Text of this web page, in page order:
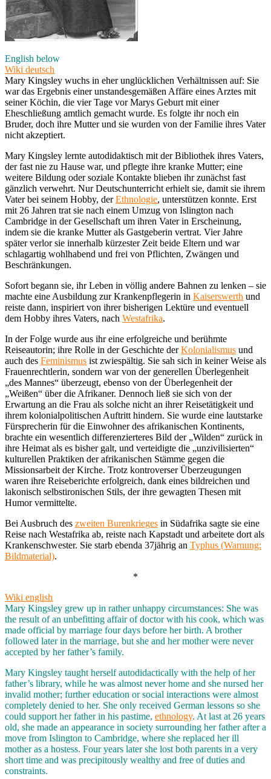
English below
Wiki deutsch
Mary Kingsley wuchs in eher unglücklichen Verhältnissen auf: Sie
war das Ergebnis einer unstandesgemäßen Affäre eines Arztes mit
seiner Köchin, die vier Tage vor Marys Geburt mit einer
Eheschließung amtlich gemacht wurde. Es folgte ihr noch ein
Bruder, doch ihre Mutter und sie wurden von der Familie ihres Vater
nicht akzeptiert.
Mary Kingsley lernte autodidaktisch mit der Bibliothek ihres Vaters,
der fast nie zu Hause war, und pflegte ihre kranke Mutter; eine
weitere Bildung oder soziale Kontakte blieben ihr zunächst fast
gänzlich verwehrt. Nur Deutschunterricht erhielt sie, damit sie ihrem
Vater bei seinem Hobby, derEthnologie, unterstützen konnte. Erst
mit 26 Jahren trat sie nach einem Umzug von Islington nach
Cambridge in der Gesellschaft um ihren Vater in Erscheinung,
indem sie die kranke Mutter als Gastgeberin vertrat. Vier Jahre
später verlor sie innerhalb kürzester Zeit beide Eltern und war
schlagartig wohlhabend und frei von Pflichten, Zwängen und
Beschränkungen.
Sofort begann sie, ihr Leben in völlig andere Bahnen zu lenken – sie
machte eine Ausbildung zur Krankenpflegerin in Kaiserswerth und
reiste dann, inspiriert von ihrer bisherigen Lektüre und eventuell
dem Hobby ihres Vaters, nach Westafrika.
In der Folge wurde aus ihr eine erfolgreiche und berühmte
Reiseautorin; ihre Rolle in der Geschichte derKolonialismus und
auch des Feminismus ist zwiespältig. Sie sah sich in keiner Weise als
Frauenrechtlerin, sondern war von der generellen Überlegenheit
„des Mannes“ überzeugt, ebenso von der Überlegenheit der
„Weißen“ über die Afrikaner. Dennoch ließ sie sich von der
Erwartung an die Frau als solche nicht an ihrer Reisetätigkeit und
ihrem kolonialpolitischen Auftritt hindern. Sie wurde eine lautstarke
Fürsprecherin für die Einwohner des afrikanischen Kontinents,
brachte ein wesentlich differenzierteres Bild der „Wilden“ zurück in
ihre Heimat als es bisher galt, und verteidigte die „unzivilisierten“
kulturellen Praktiken der afrikanischen Stämme gegen die
Missionsarbeit der Kirche. Trotz kontroverser Überzeugungen
waren ihre Reiseberichte erfolgreich, dank eines bildreichen und
lakonisch selbstironischen Stils, der ihre gewagten Thesen mit
Humor vermittelte.
Bei Ausbruch des zweiten Burenkrieges in Südafrika sagte sie eine
Reise nach Westafrika ab, reiste nach Kapstadt und arbeitete dort als
Krankenschwester. Sie starb ebenda 37jährig an Typhus (Warnung:
Bildmaterial).
*
Wiki english
Mary Kingsley grew up in rather unhappy circumstances: She was
the result of an unbefitting affair of doctor with his cook, which was
made official by marriage four days before her birth. A brother
followed later in the marriage, but she and her mother were never
accepted by her father’s family.
Mary Kingsley taught herself autodidactically with the help of her
father’s library, while he was almost never home and she nursed her
invalid mother; further education or social interactions were almost
completely denied to her. She only received German lessons so she
could support her father in his pastime, ethnology. At last at 26 years
old, she made an appearance in society surrounding her father after a
move from Islington to Cambridge, where she replaced her ill
mother as a hostess. Four years later she lost both parents in a very
short time and was precipitously wealthy and free of duties and
constraints.